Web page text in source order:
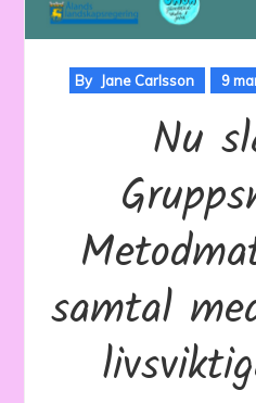
By Jane Carlsson 9
Nu
samtal